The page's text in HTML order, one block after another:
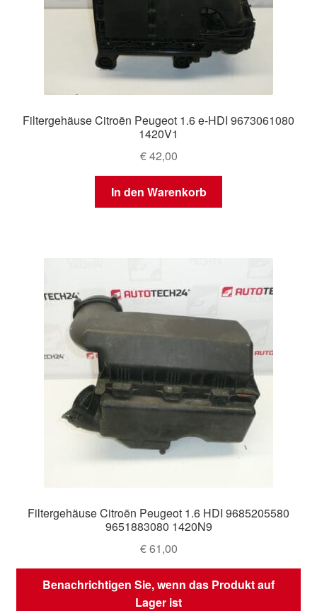
Filtergehäuse Citroën Peugeot 1.6 e-HDI 9673061080
1420V1
€42,00
In den Warenkorb
Filtergehäuse Citroën Peugeot 1.6 HDI 9685205580
9651883080 1420N9
€61,00
Benachrichtigen Sie, wenn das Produkt auf
Lager ist